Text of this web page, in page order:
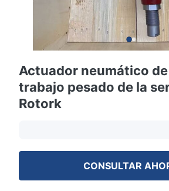
Actuador neumático
trabajo pesado de la
Rotork
CONSULTAR